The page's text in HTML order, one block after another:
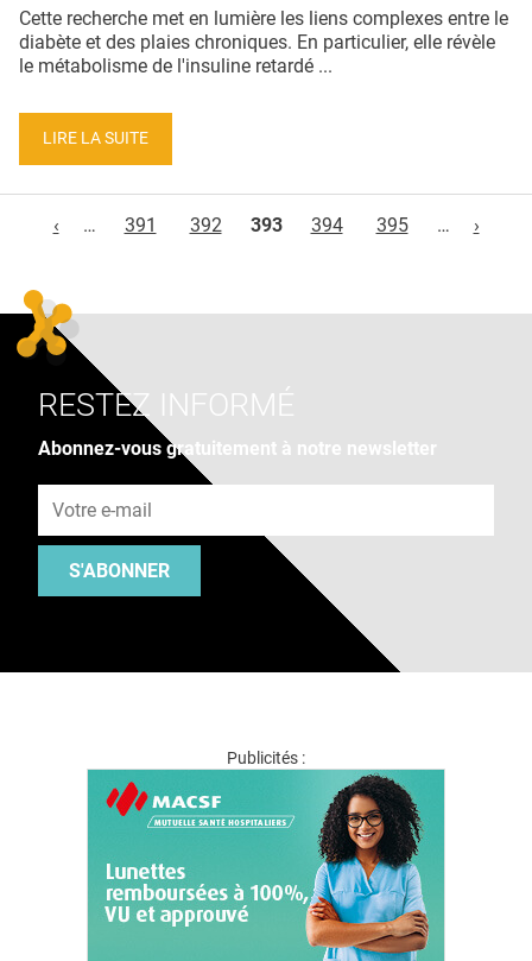
Cette recherche met en lumière les liens complexes entre le
diabète et des plaies chroniques. En particulier, elle révèle
le métabolisme de l'insuline retardé ...
LIRE LA SUITE
‹
… 391 392 393 394 395 … ›
RESTEZ INFORMÉ
Abonnez-vous gratuitement à notre newsletter
S'ABONNER
Publicités :